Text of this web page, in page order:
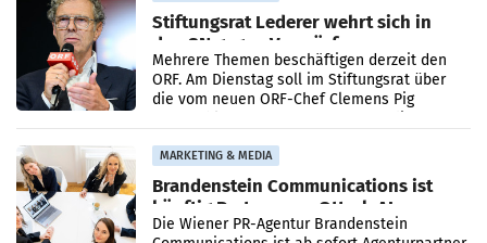
Stiftungsrat Lederer wehrt sich in
den SN gegen Vorwürfe
Mehrere Themen beschäftigen derzeit den
ORF. Am Dienstag soll im Stiftungsrat über
die vom neuen ORF-Chef Clemens Pig
MARKETING & MEDIA
Brandenstein Communications ist
künftig Partner von OtterlyAI
Die Wiener PR-Agentur Brandenstein